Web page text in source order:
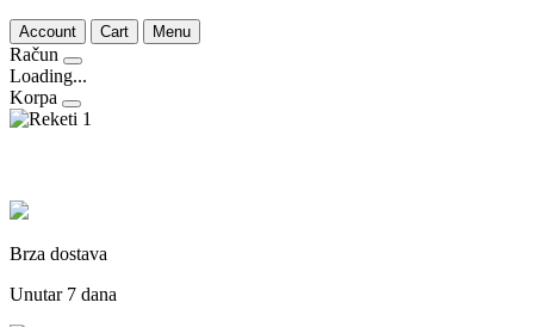
Account Cart Menu
Račun
Loading...
Korpa
Brza dostava
Unutar 7 dana